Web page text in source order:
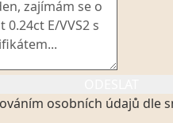
osobních údajů dle